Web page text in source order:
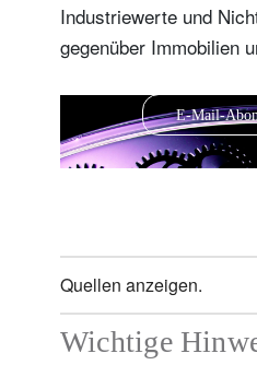
Industriewerte und
gegenüber Immobilien
E-Mail-
Quellen anzeigen.
Wichtige